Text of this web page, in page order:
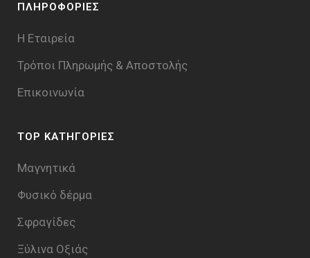
ΠΛΗΡΟΦΟΡΙΕΣ
Η Εταιρεία
Τρόποι Πληρωμής & Aποστολής
Επικοινωνία
TOP ΚΑΤΗΓΟΡΙΕΣ
Μαγνητικά
Φυσικό δέρμα
Σφραγίδες
Ξύλινα Οξιάς